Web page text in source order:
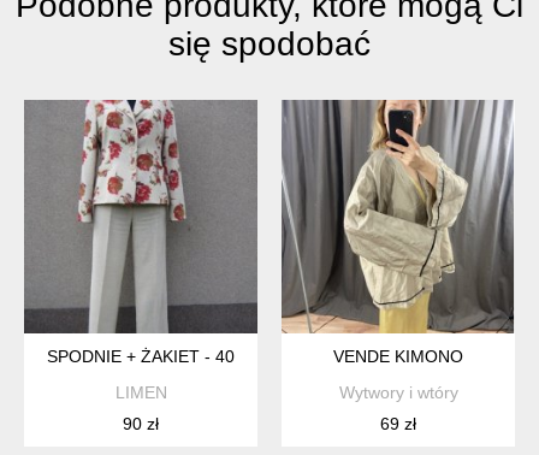
się spodobać
SPODNIE + ŻAKIET - 40
LIMEN
90 zł
VENDE KIMONO
Wytwory i wtóry
69 zł